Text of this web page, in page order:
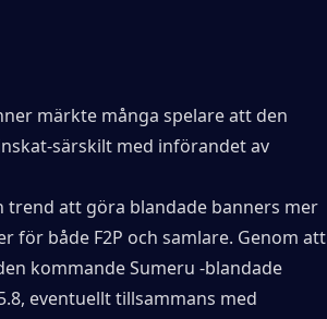
märkte många spelare att den
särskilt med införandet av
trend att göra blandade banners mer
både F2P och samlare. Genom att
kommande Sumeru -blandade
eventuellt tillsammans med